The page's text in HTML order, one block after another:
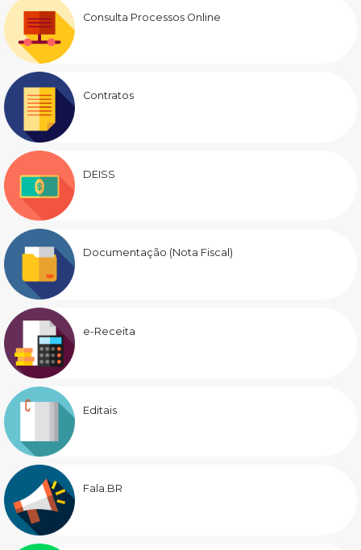
Consulta Processos Online
Contratos
DEISS
Documentação (Nota Fiscal)
e-Receita
Editais
Fala.BR